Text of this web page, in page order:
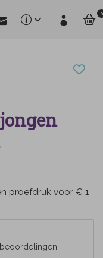
0
proefdruk voor € 1
beoordelingen